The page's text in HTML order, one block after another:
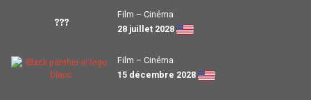
???
Film – Cinéma
28 juillet 2028
Film – Cinéma
15 décembre 2028